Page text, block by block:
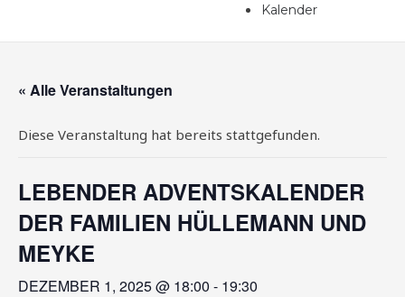
Kalender
« Alle Veranstaltungen
Diese Veranstaltung hat bereits stattgefunden.
LEBENDER ADVENTSKALENDER
DER FAMILIEN HÜLLEMANN UND
MEYKE
DEZEMBER 1, 2025 @ 18:00 - 19:30